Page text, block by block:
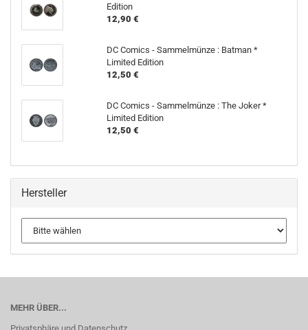
Edition
12,90 €
DC Comics - Sammelmünze : Batman *
Limited Edition
12,50 €
DC Comics - Sammelmünze : The Joker *
Limited Edition
12,50 €
Hersteller
MEHR ÜBER...